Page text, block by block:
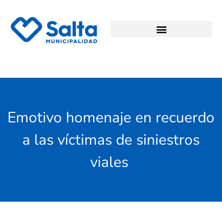
Emotivo homenaje en recuerdo
a las víctimas de siniestros
viales